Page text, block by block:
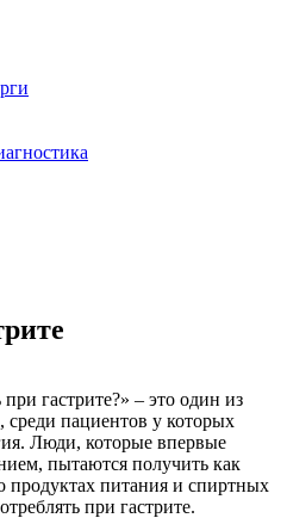
гастрите?» – это один из
пациентов у которых
Люди, которые впервые
пытаются получить как
питания и спиртных
при гастрите.